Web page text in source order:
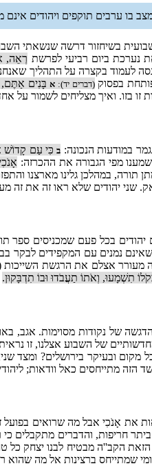
בו ערבים תוקפים ויהודים
בשיחזור דרשה שנשאתי
נערכת ביום רביעי לפרשת רְאֵה,
לעמוד בקצרה על התהליך
בפסוק(דברים יד): אבָּנִים אַתֶּם,
זו בזו. ואיך מצליחים לשמור על
במודעות הנכונה: בכִּי עַם קָדוֹשׁ
מפי הגבורה את ההכרזה:
תורה, במהלכן גלינו מארצנו
שני יהודים שלא ראו זה את
יהודים בכל פעם שמכניסים
שאינם נמנים עם המקפידים
מעורר אצלם את הרגשת
תִשְׁמָעוּ, וְאֹתוֹ תַעֲבֹדוּ וּבוֹ תִדְבָּקוּן.
של נקודות מסוימות.
של השבוע אצלנו, זו
מקום ובעיקר בירושלים? ומצד
הזה מתייחסים כאל וודאות;
את אָנֹכִי אבל מה שרואים בפועל
ביתר חריפות, והדברים מתקבלים
הקב''ה מבטיח לבנו יצחק כל
שמתייחס ברצינות אל מה